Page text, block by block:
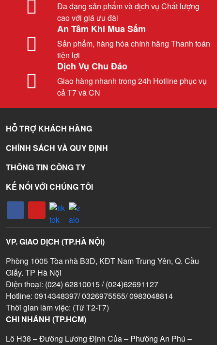
Đa dạng sản phẩm và dịch vụ Chất lượng
cao với giá ưu đãi
An Tâm Khi Mua Sắm
Sản phẩm, hàng hóa chính hãng Thanh toán
tiện lợi
Dịch Vụ Chu Đáo
Giao hàng nhanh trong 24h Hotline phục vụ
cả T7 và CN
HỖ TRỢ KHÁCH HÀNG
CHÍNH SÁCH VÀ QUY ĐỊNH
THÔNG TIN CÔNG TY
KẾ NỐI VỚI CHÚNG TÔI
VP. GIAO DỊCH (TP.HÀ NỘI)
Phòng 1005 Tòa nhà B3D, KĐT Nam Trung Yên, Q. Cầu
Giấy. TP Hà Nội
Điện thoại: (024) 62810015 / (024)62691127
Hotline: 0914348397/ 0326975555/ 0983048814
Thời gian làm việc: (Từ T2-T7)
CHI NHÁNH (TP.HCM)
Lô H38 – Đường Lương Định Của – Phường An Phú –